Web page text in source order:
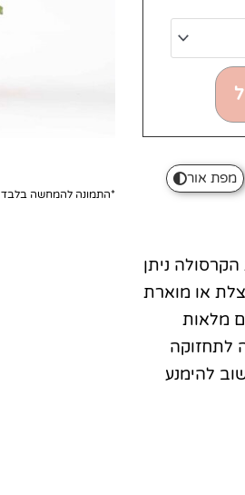
מפת אור
ניתן
או מוארת
מלאות
לתחזוקה
להימנע
*התמונה להמחשה בלבד